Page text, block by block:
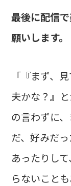
――最後に配
願いします。
「『まず、
夫かな？』
の言わずに
だ、好みだ
あったりし
らないこと